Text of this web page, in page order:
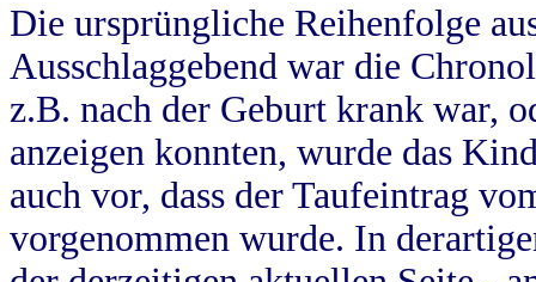
Die ursprüngliche Reihenfolge
Ausschlaggebend war die
z.B. nach der Geburt krank war,
anzeigen konnten, wurde das
auch vor, dass der Taufeintrag
vorgenommen wurde. In